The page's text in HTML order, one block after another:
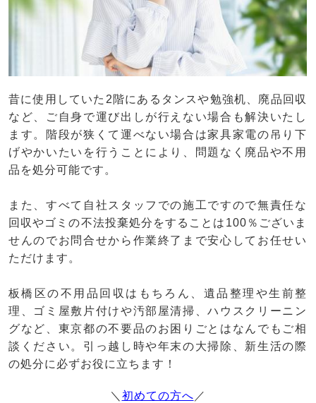
昔に使用していた2階にあるタンスや勉強机、廃品回収
など、ご自身で運び出しが行えない場合も解決いたし
ます。階段が狭くて運べない場合は家具家電の吊り下
げやかいたいを行うことにより、問題なく廃品や不用
品を処分可能です。
また、すべて自社スタッフでの施工ですので無責任な
回収やゴミの不法投棄処分をすることは100％ございま
せんのでお問合せから作業終了まで安心してお任せい
ただけます。
板橋区の不用品回収はもちろん、遺品整理や生前整
理、ゴミ屋敷片付けや汚部屋清掃、ハウスクリーニン
グなど、東京都の不要品のお困りごとはなんでもご相
談ください。引っ越し時や年末の大掃除、新生活の際
の処分に必ずお役に立ちます！
＼ 初めての方へ ／